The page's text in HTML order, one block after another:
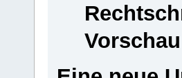
Vorschau